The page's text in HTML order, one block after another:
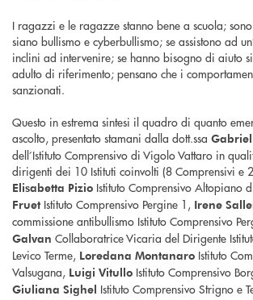
I ragazzi e le ragazze stanno bene a scuola;
siano bullismo e cyberbullismo; se assistono ad
inclini ad intervenire; se hanno bisogno di aiuto
adulto di riferimento; pensano che i
sanzionati.
Questo in estrema sintesi il quadro di quanto
ascolto, presentato stamani dalla dott.ssa
dell’Istituto Comprensivo di Vigolo Vattaro in
dirigenti dei 10 Istituti coinvolti (8 Comprensivi e
Elisabetta Pizio Istituto Comprensivo Altopiano
Fruet Istituto Comprensivo Pergine 1, Irene
commissione antibullismo Istituto Comprensivo
Galvan Collaboratrice Vicaria del Dirigente
Levico Terme, Loredana Montanaro Istituto
Valsugana, Luigi Vitullo Istituto Comprensivo
Giuliana Sighel Istituto Comprensivo Strigno e